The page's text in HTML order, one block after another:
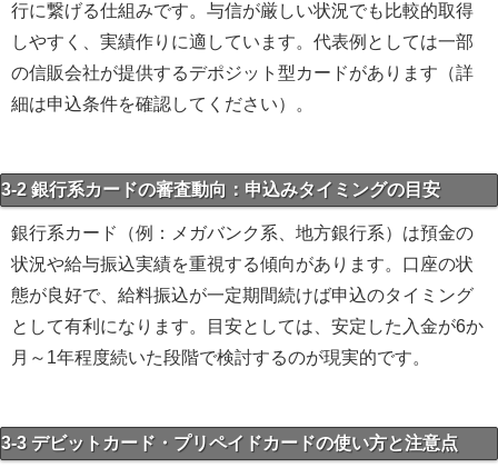
行に繋げる仕組みです。与信が厳しい状況でも比較的取得
しやすく、実績作りに適しています。代表例としては一部
の信販会社が提供するデポジット型カードがあります（詳
細は申込条件を確認してください）。
3-2 銀行系カードの審査動向：申込みタイミングの目安
銀行系カード（例：メガバンク系、地方銀行系）は預金の
状況や給与振込実績を重視する傾向があります。口座の状
態が良好で、給料振込が一定期間続けば申込のタイミング
として有利になります。目安としては、安定した入金が6か
月～1年程度続いた段階で検討するのが現実的です。
3-3 デビットカード・プリペイドカードの使い方と注意点